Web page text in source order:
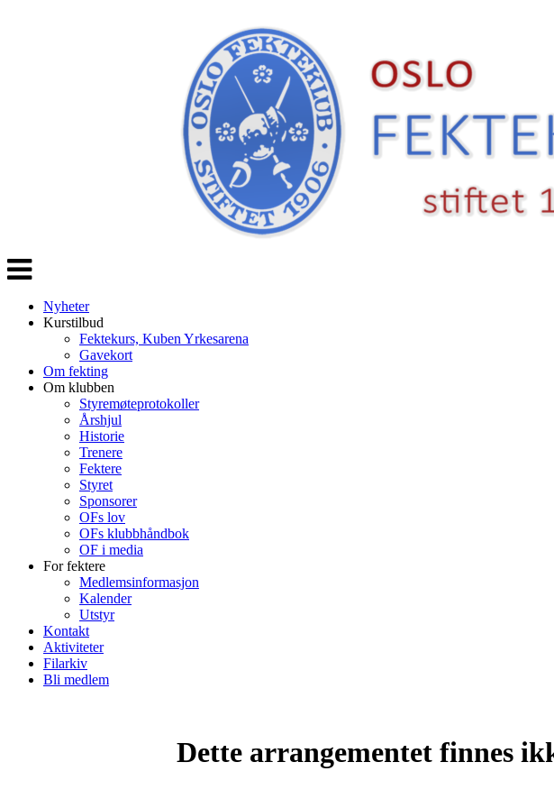
Veksle
navigasjon
Nyheter
Kurstilbud
Fektekurs, Kuben Yrkesarena
Gavekort
Om fekting
Om klubben
Styremøteprotokoller
Årshjul
Historie
Trenere
Fektere
Styret
Sponsorer
OFs lov
OFs klubbhåndbok
OF i media
For fektere
Medlemsinformasjon
Kalender
Utstyr
Kontakt
Aktiviteter
Filarkiv
Bli medlem
Dette arrangementet finnes